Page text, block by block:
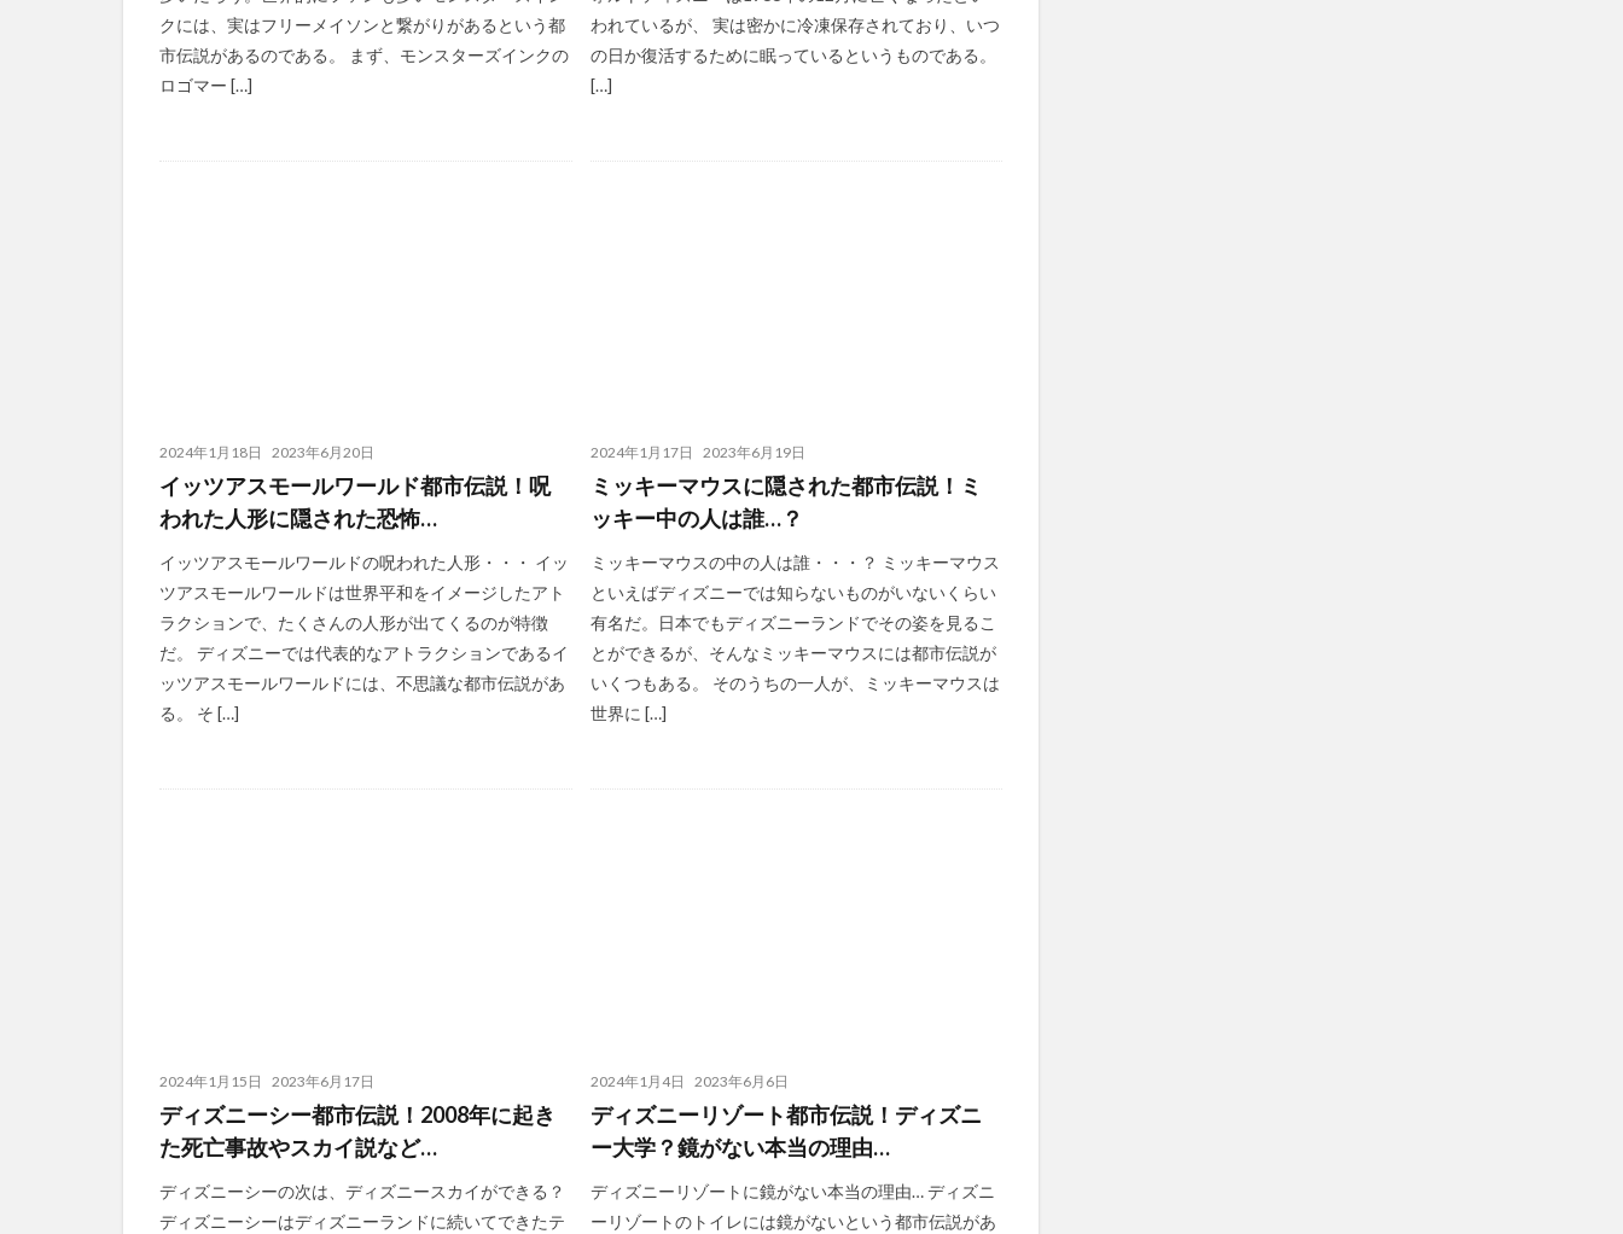
クには、実はフリーメイソンと繋がりがあるという都
市伝説があるのである。 まず、モンスターズインクの
ロゴマー […]
われているが、 実は密かに冷凍保存されており、いつ
の日か復活するために眠っているというものである。
[…]
2024年1月18日 2023年6月20日
イッツアスモールワールド都市伝説！呪
われた人形に隠された恐怖…
イッツアスモールワールドの呪われた人形・・・ イッ
ツアスモールワールドは世界平和をイメージしたアト
ラクションで、たくさんの人形が出てくるのが特徴
だ。 ディズニーでは代表的なアトラクションであるイ
ッツアスモールワールドには、不思議な都市伝説があ
る。 そ […]
2024年1月17日 2023年6月19日
ミッキーマウスに隠された都市伝説！ミ
ッキー中の人は誰…？
ミッキーマウスの中の人は誰・・・？ ミッキーマウス
といえばディズニーでは知らないものがいないくらい
有名だ。日本でもディズニーランドでその姿を見るこ
とができるが、そんなミッキーマウスには都市伝説が
いくつもある。 そのうちの一人が、ミッキーマウスは
世界に […]
2024年1月15日 2023年6月17日
ディズニーシー都市伝説！2008年に起き
た死亡事故やスカイ説など…
ディズニーシーの次は、ディズニースカイができる？
ディズニーシーはディズニーランドに続いてできたテ
2024年1月4日 2023年6月6日
ディズニーリゾート都市伝説！ディズニ
ー大学？鏡がない本当の理由…
ディズニーリゾートに鏡がない本当の理由… ディズニ
ーリゾートのトイレには鏡がないという都市伝説があ